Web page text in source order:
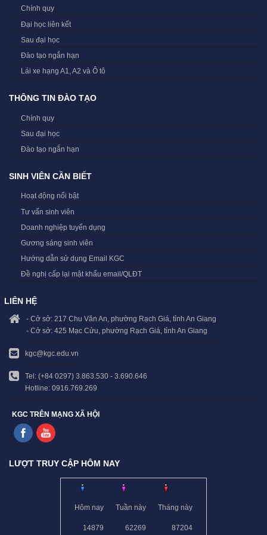
Chính quy
Đại học liên kết
Sau đại học
Đào tạo ngắn hạn
Lái xe hạng A1, A2 và Ô tô
THÔNG TIN ĐÀO TẠO
Chính quy
Sau đại học
Đào tạo ngắn hạn
SINH VIÊN CẦN BIẾT
Hoạt động nổi bật
Tư vấn sinh viên
Doanh nghiệp tuyển dụng
Gương sáng sinh viên
Hướng dẫn sử dụng Email KGC
Đề nghị cấp lại mật khẩu email/QLĐT
LIÊN HỆ
- Cở sở: 217 Chu Văn An, phường Rạch Giá, tỉnh An Giang
- Cở sở: 425 Mạc Cửu, phường Rạch Giá, tỉnh An Giang
kgc@kgc.edu.vn
Tel: (+84 0297) 3.863.530 - 3.690.646
Hotline: 0916.769.269
KGC TRÊN MẠNG XÃ HỘI
LƯỢT TRUY CẬP HÔM NAY
Hôm nay
14879
Tuần này
62269
Tháng này
87204